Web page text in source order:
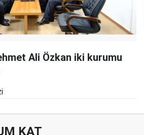
Ali Özkan iki kurumu
KAT